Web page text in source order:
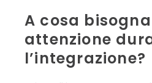
A cosa
attenzione
l’integrazione?